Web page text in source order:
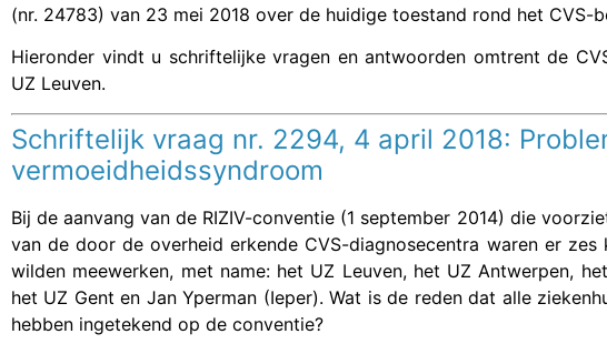
(nr. 24783) van 23 mei 2018 over de huidige toestand rond het CVS-
Hieronder vindt u schriftelijke vragen en antwoorden omtrent de
UZ Leuven.
Schriftelijk vraag nr. 2294, 4 april 2018:
vermoeidheidssyndroom
Bij de aanvang van de RIZIV-conventie (1 september 2014) die
van de door de overheid erkende CVS-diagnosecentra waren er
wilden meewerken, met name: het UZ Leuven, het UZ Antwerpen,
het UZ Gent en Jan Yperman (Ieper). Wat is de reden dat alle
hebben ingetekend op de conventie?